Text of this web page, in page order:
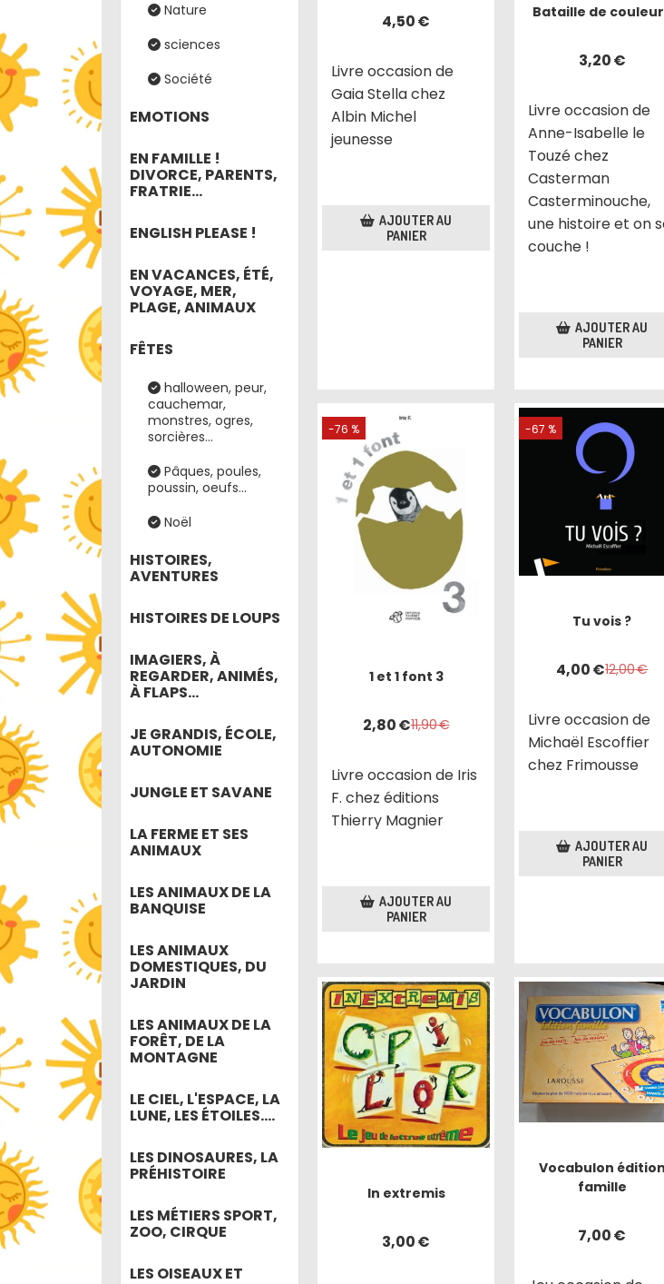
Nature
sciences
Société
EMOTIONS
EN FAMILLE !
DIVORCE, PARENTS,
FRATRIE...
ENGLISH PLEASE !
EN VACANCES, ÉTÉ,
VOYAGE, MER,
PLAGE, ANIMAUX
FÊTES
halloween, peur,
cauchemar,
monstres, ogres,
sorcières...
Pâques, poules,
poussin, oeufs...
Noël
HISTOIRES,
AVENTURES
HISTOIRES DE LOUPS
IMAGIERS, À
REGARDER, ANIMÉS,
À FLAPS...
JE GRANDIS, ÉCOLE,
AUTONOMIE
JUNGLE ET SAVANE
LA FERME ET SES
ANIMAUX
LES ANIMAUX DE LA
BANQUISE
LES ANIMAUX
DOMESTIQUES, DU
JARDIN
LES ANIMAUX DE LA
FORÊT, DE LA
MONTAGNE
LE CIEL, L'ESPACE, LA
LUNE, LES ÉTOILES....
LES DINOSAURES, LA
PRÉHISTOIRE
LES MÉTIERS SPORT,
ZOO, CIRQUE
LES OISEAUX ET
4,50€
Livre occasion de
Gaia Stella chez
Albin Michel
jeunesse
AJOUTER AU
PANIER
Bataille de
3,20€
Livre occasion de
Anne-Isabelle le
Touzé chez
Casterman
Casterminouche,
une histoire et on
couche !
AJOUTER AU
PANIER
-76 %
1 et 1 font 3
2,80€11,90€
Livre occasion de Iris
F. chez éditions
Thierry Magnier
AJOUTER AU
PANIER
-67 %
Tu vois ?
4,00€12,00€
Livre occasion de
Michaël Escoffier
chez Frimousse
AJOUTER AU
PANIER
In extremis
3,00€
Vocabulon édition
famille
7,00€